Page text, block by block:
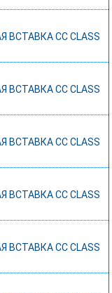
ВСТАВКА СС CLASS
ВСТАВКА СС CLASS
ВСТАВКА СС CLASS
ВСТАВКА СС CLASS
ВСТАВКА СС CLASS